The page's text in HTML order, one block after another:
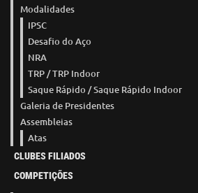
Modalidades
IPSC
Desafio do Aço
NRA
TRP / TRP Indoor
Saque Rápido / Saque Rápido Indoor
Galeria de Presidentes
Assembleias
Atas
CLUBES FILIADOS
COMPETIÇÕES